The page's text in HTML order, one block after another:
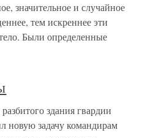
значительное и случайное
тем искреннее эти
Были определенные
здания гвардии
новую задачу командирам